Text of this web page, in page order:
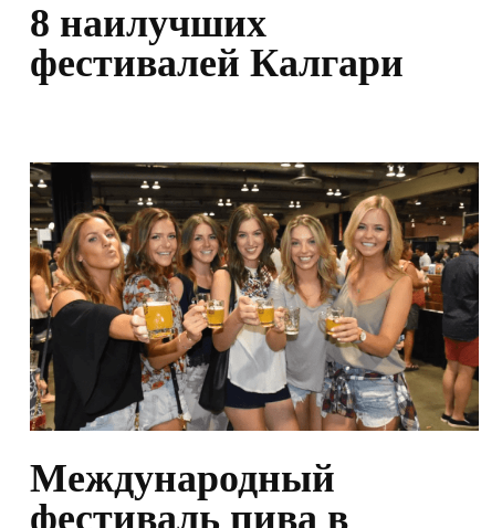
8 наилучших
фестивалей Калгари
Международный
фестиваль пива в